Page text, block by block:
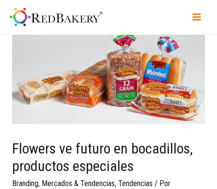
Flowers ve futuro en bocadillos,
productos especiales
Branding, Mercados & Tendencias,Tendencias / Por